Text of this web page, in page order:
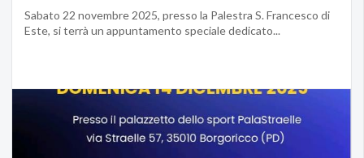
Sabato 22 novembre 2025, presso la Palestra S. Francesco di
Este, si terrà un appuntamento speciale dedicato...